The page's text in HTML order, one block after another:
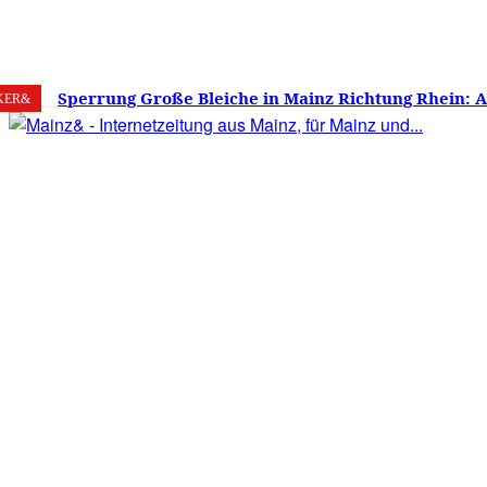
8. August 2026 22.9 Mainz
Sperrung Große Bleiche in Mainz Richtung Rhein:
verwirrt, Mainzer stinksauer – Haben die Mainzer